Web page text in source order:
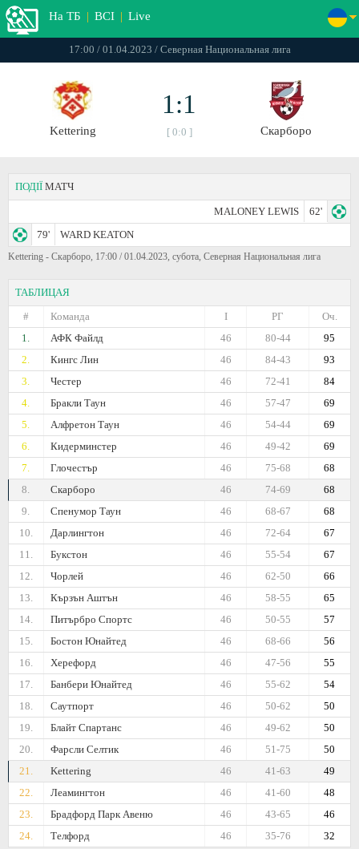
На ТБ | ВСІ | Live
17:00 / 01.04.2023 / Северная Национальная лига
Kettering
1:1
[ 0:0 ] Скарборо
ПОДІЇ МАТЧ
MALONEY LEWIS
62'
79'
WARD KEATON
Kettering - Скарборо, 17:00 / 01.04.2023, субота, Северная Национальная лига
ТАБЛИЦАЯ
#
Команда Оч.
РГ
I
1.
АФК Файлд 95
80-44
46
2.
Кингс Лин 93
84-43
46
3.
Честер 84
72-41
46
4.
Бракли Таун 69
57-47
46
5.
Алфретон Таун 69
54-44
46
6.
Кидерминстер 69
49-42
46
7.
Глочестър 68
75-68
46
8.
Скарборо 68
74-69
46
9.
Спенумор Таун 68
68-67
46
10.
Дарлингтон 67
72-64
46
11.
Букстон 67
55-54
46
12.
Чорлей 66
62-50
46
13.
Кързън Аштън 65
58-55
46
14.
Питърбро Спортс 57
50-55
46
15.
Бостон Юнайтед 56
68-66
46
16.
Херефорд 55
47-56
46
17.
Банбери Юнайтед 54
55-62
46
18.
Саутпорт 50
50-62
46
19.
Блайт Спартанс 50
49-62
46
20.
Фарсли Селтик 50
51-75
46
21.
Kettering 49
41-63
46
22.
Леамингтон 48
41-60
46
23.
Брадфорд Парк Авеню 46
43-65
46
24.
Телфорд 32
35-76
46